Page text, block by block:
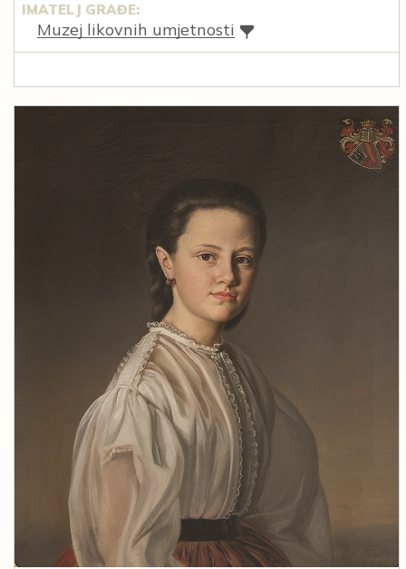
IMATELJ GRAĐE:
Muzej likovnih umjetnosti